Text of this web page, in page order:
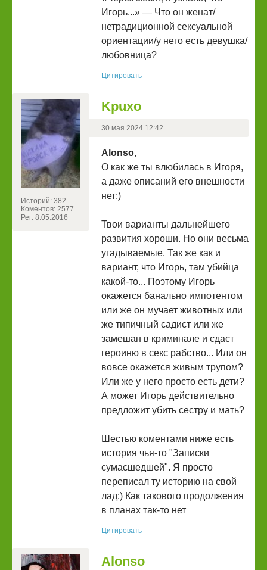
Игорь...» — Что он женат/
нетрадиционной сексуальной
ориентации/у него есть девушка/
любовница?
Цитировать
Историй: 382
Коментов: 2577
Рег: 8.05.2016
Kpuxo
30 мая 2024 12:42
Alonso,
О как же ты влюбилась в Игоря,
а даже описаний его внешности
нет:)
Твои варианты дальнейшего
развития хороши. Но они весьма
угадываемые. Так же как и
вариант, что Игорь, там убийца
какой-то... Поэтому Игорь
окажется банально импотентом
или же он мучает животных или
же типичный садист или же
замешан в криминале и сдаст
героиню в секс рабство... Или он
вовсе окажется живым трупом?
Или же у него просто есть дети?
А может Игорь действительно
предложит убить сестру и мать?
Шестью коментами ниже есть
история чья-то "Записки
сумасшедшей". Я просто
переписал ту историю на свой
лад:) Как такового продолжения
в планах так-то нет
Цитировать
Alonso